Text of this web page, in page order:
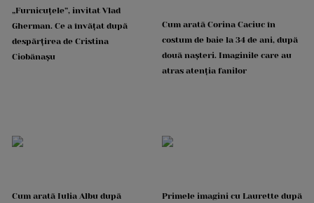
„Furnicuțele”, invitat Vlad
Gherman. Ce a învățat după
despărțirea de Cristina
Ciobănașu
Cum arată Corina Caciuc în
costum de baie la 34 de ani, după
două nașteri. Imaginile care au
atras atenția fanilor
Cum arată Iulia Albu după
Primele imagini cu Laurette după